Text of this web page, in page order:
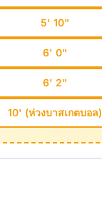
5' 10"
6' 0"
6' 2"
10' (ห่วงบาสเกตบอล)